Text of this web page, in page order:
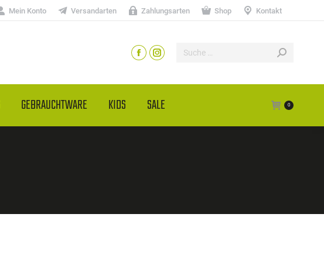
Mein Konto Versandarten Zahlungsarten Shop Kontakt
GEBRAUCHTWARE KIDS SALE 0